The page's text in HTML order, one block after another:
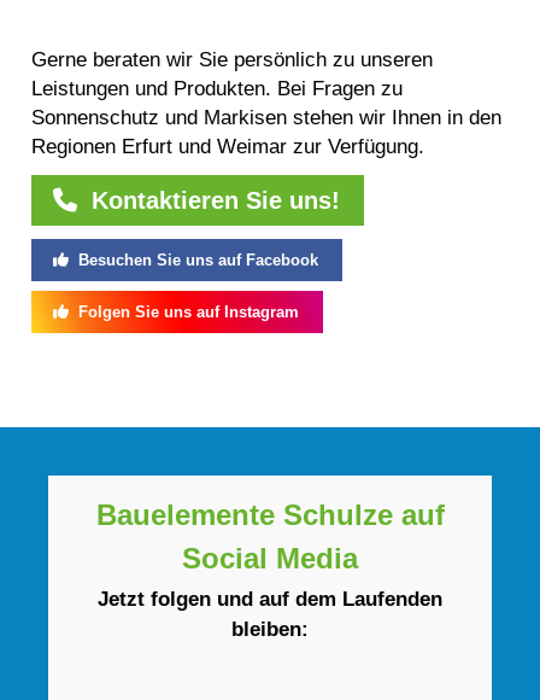
Gerne beraten wir Sie persönlich zu unseren
Leistungen und Produkten. Bei Fragen zu
Sonnenschutz und Markisen stehen wir Ihnen in den
Regionen Erfurt und Weimar zur Verfügung.
Kontaktieren Sie uns!
Besuchen Sie uns auf Facebook
Folgen Sie uns auf Instagram
Bauelemente Schulze auf
Social Media
Jetzt folgen und auf dem Laufenden
bleiben: